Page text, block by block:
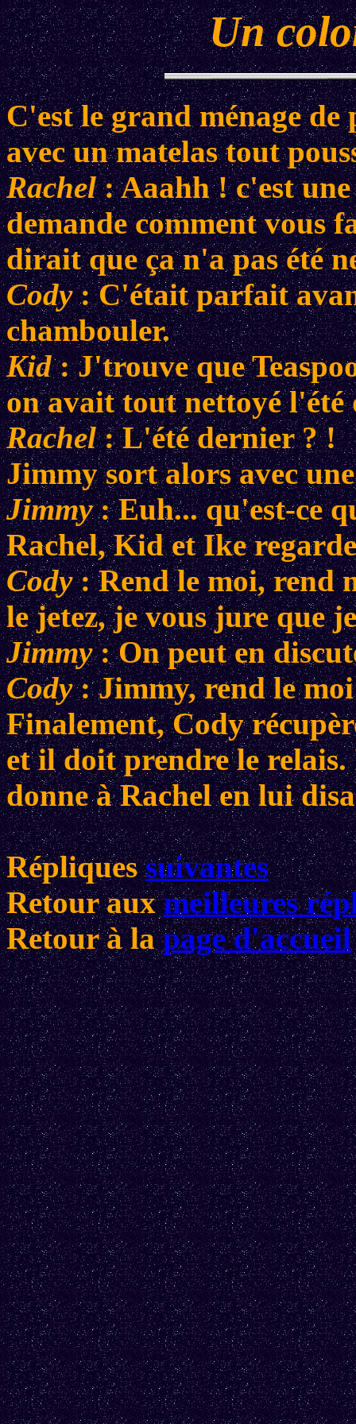
Un
C'est le grand ménage
avec un matelas tout
Rachel: Aaahh ! c'est
demande comment vous
dirait que ça n'a pas été
Cody: C'était parfait
chambouler.
Kid: J'trouve que
on avait tout nettoyé l'été
Rachel: L'été dernier ? !
Jimmy sort alors avec
Jimmy: Euh... qu'est-ce
Rachel, Kid et Ike
Cody: Rend le moi, rend
le jetez, je vous jure que
Jimmy: On peut en
Cody: Jimmy, rend le
Finalement, Cody
et il doit prendre le
donne à Rachel en lui
Répliquessuivantes
Retour auxmeilleures
Retour à lapage d'accueil